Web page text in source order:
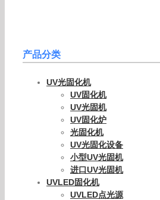
产品分类
UV光固化机
UV固化机
UV光固机
UV固化炉
光固化机
UV光固化设备
小型UV光固机
进口UV光固机
UVLED固化机
UVLED点光源